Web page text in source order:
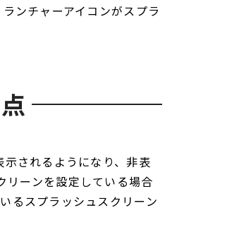
ンチャーアイコンがスプラ
されるようになり、非表
リーンを設定している場合
るスプラッシュスクリーン